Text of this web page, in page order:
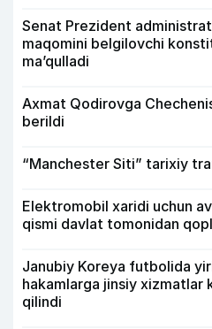
Senat Prezident
maqomini belgilovchi
ma’qulladi
Axmat Qodirovga
berildi
“Manchester Siti” tarixiy
Elektromobil xaridi uchun
qismi davlat tomonidan
Janubiy Koreya futbolida
hakamlarga jinsiy xizmatlar
qilindi